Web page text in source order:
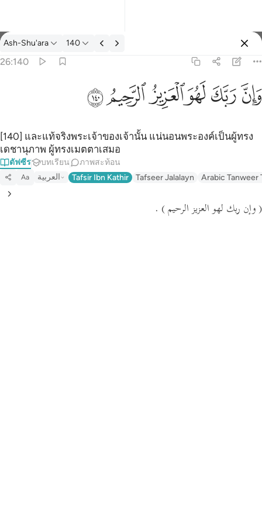
ตัฟซีร: Ash-Shu'ara 26:140
Ash-Shu'ara 140
26:140
وَإِنَّ رَبَّكَ لَهُوَ ٱلْعَزِيزُ ٱلرَّحِيمُ ١٤٠
ﱘﱙﱚﱛﱜﱝ
[140] และแท้จริงพระเจ้าของเจ้านั้น แน่นอนพระองค์เป็นผู้ทรง
เดชานุภาพ ผู้ทรงเมตตาเสมอ
ตัฟซีร บทเรียน ภาพสะท้อน
Aa العربية Tafsir Ibn Kathir Tafseer Jalalayn Arabic Tanweer
( وإن ربك لهو العزيز الرحيم ) .